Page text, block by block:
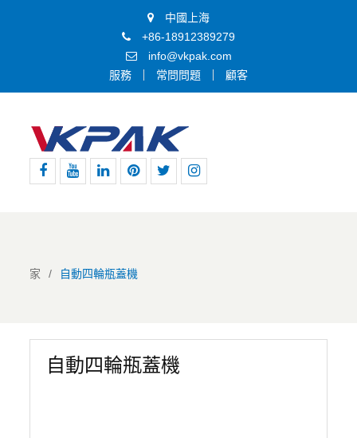
中國上海
+86-18912389279
info@vkpak.com
服務
常問問題 顧客
家 自動四輪瓶蓋機
自動四輪瓶蓋機